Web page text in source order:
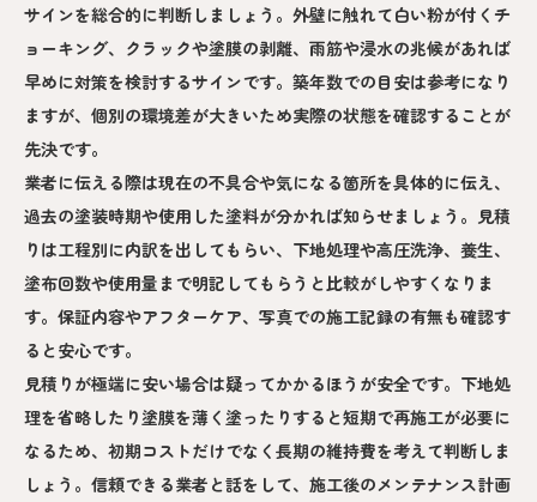
サインを総合的に判断しましょう。外壁に触れて白い粉が付くチ
ョーキング、クラックや塗膜の剥離、雨筋や浸水の兆候があれば
早めに対策を検討するサインです。築年数での目安は参考になり
ますが、個別の環境差が大きいため実際の状態を確認することが
先決です。
業者に伝える際は現在の不具合や気になる箇所を具体的に伝え、
過去の塗装時期や使用した塗料が分かれば知らせましょう。見積
りは工程別に内訳を出してもらい、下地処理や高圧洗浄、養生、
塗布回数や使用量まで明記してもらうと比較がしやすくなりま
す。保証内容やアフターケア、写真での施工記録の有無も確認す
ると安心です。
見積りが極端に安い場合は疑ってかかるほうが安全です。下地処
理を省略したり塗膜を薄く塗ったりすると短期で再施工が必要に
なるため、初期コストだけでなく長期の維持費を考えて判断しま
しょう。信頼できる業者と話をして、施工後のメンテナンス計画